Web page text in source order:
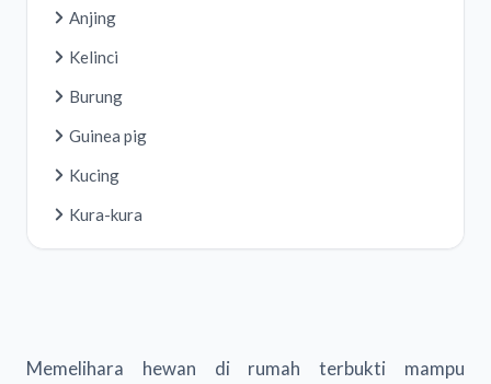
Anjing
Kelinci
Burung
Guinea pig
Kucing
Kura-kura
Memelihara hewan di rumah terbukti mampu